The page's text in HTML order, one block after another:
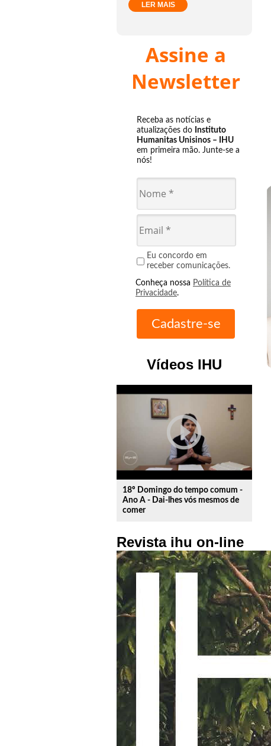
LER MAIS
Assine a
Newsletter
Receba as notícias e
atualizações do Instituto
Humanitas Unisinos – IHU
em primeira mão. Junte-se a
nós!
Eu concordo em
receber comunicações.
Conheça nossa Política de
Privacidade.
Vídeos IHU
play_circle_outline
18º Domingo do tempo comum -
Ano A - Dai-lhes vós mesmos de
comer
Revista ihu on-line